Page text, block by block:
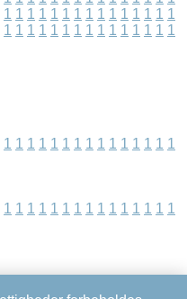
1 1 1 1 1 1 1 1 1 1 1 1 1 1 1
1 1 1 1 1 1 1 1 1 1 1 1 1 1 1
1 1 1 1 1 1 1 1 1 1 1 1 1 1 1
1 1 1 1 1 1 1 1 1 1 1 1 1 1 1